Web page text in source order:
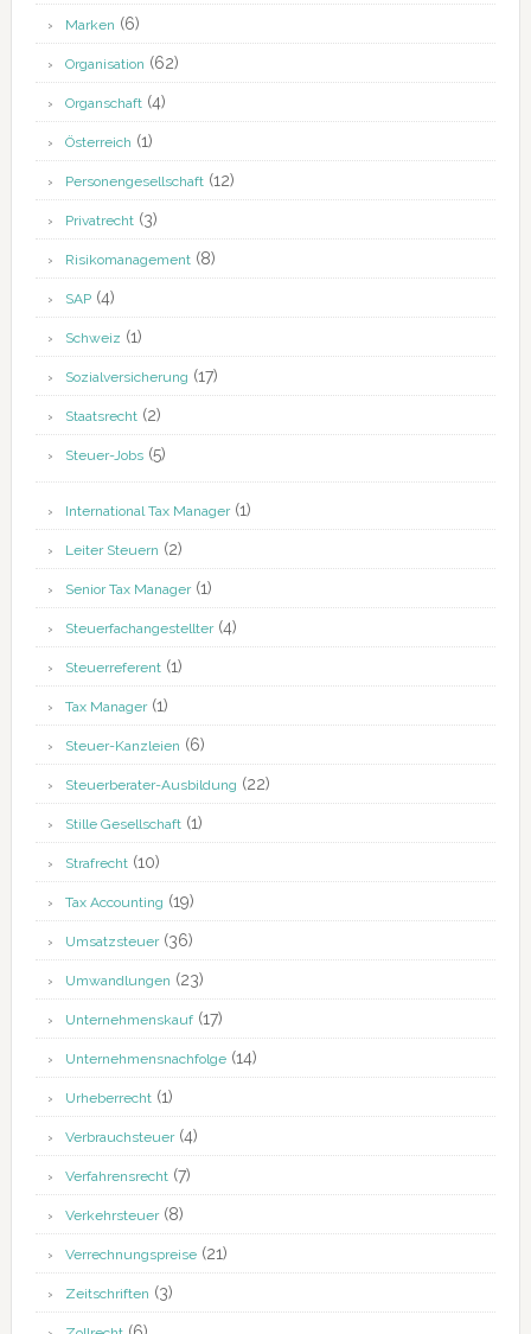
Marken (6)
Organisation (62)
Organschaft(4)
Österreich (1)
Personengesellschaft(12)
Privatrecht(3)
Risikomanagement(8)
SAP(4)
Schweiz (1)
Sozialversicherung (17)
Staatsrecht(2)
Steuer-Jobs(5)
International Tax Manager(1)
Leiter Steuern (2)
Senior Tax Manager(1)
Steuerfachangestellter(4)
Steuerreferent(1)
Tax Manager(1)
Steuer-Kanzleien (6)
Steuerberater-Ausbildung (22)
Stille Gesellschaft(1)
Strafrecht(10)
Tax Accounting (19)
Umsatzsteuer(36)
Umwandlungen (23)
Unternehmenskauf(17)
Unternehmensnachfolge(14)
Urheberrecht(1)
Verbrauchsteuer(4)
Verfahrensrecht(7)
Verkehrsteuer(8)
Verrechnungspreise(21)
Zeitschriften (3)